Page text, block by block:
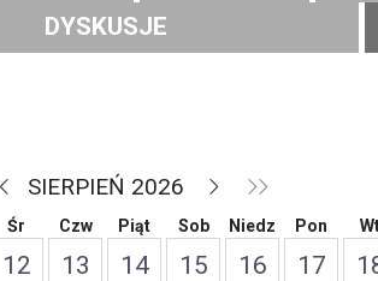
DYSKUSJE
SIERPIEŃ 2026
Śr
12
Czw
13
Piąt
14
Sob
15
Niedz
16
Pon
17